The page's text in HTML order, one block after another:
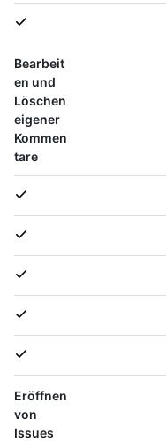
Bearbeit
en und
Löschen
eigener
Kommen
tare
Eröffnen
von
Issues